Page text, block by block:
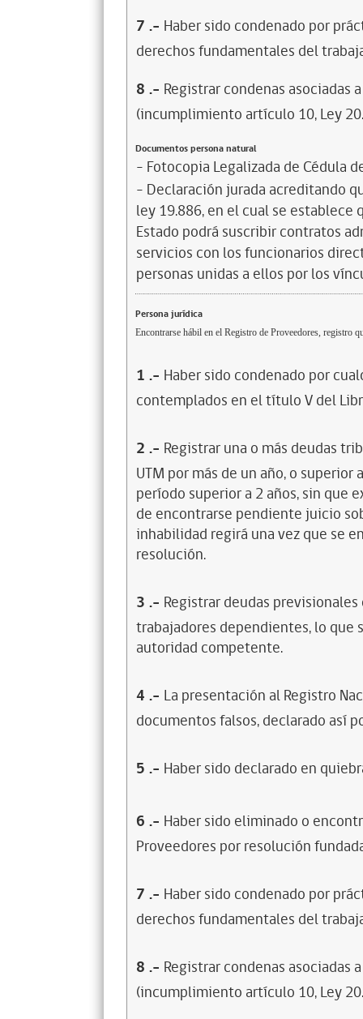
7 .- Haber sido condenado por
derechos fundamentales del
8 .- Registrar condenas asociadas
(incumplimiento artículo 10, Ley
Documentos persona natural
- Fotocopia Legalizada de Cédula
- Declaración jurada acreditando
ley 19.886, en el cual se
Estado podrá suscribir contratos
servicios con los funcionarios
personas unidas a ellos por los
Persona jurídica
Encontrarse hábil en el Registro de Proveedores, registro
1 .- Haber sido condenado por
contemplados en el título V del
2 .- Registrar una o más deudas
UTM por más de un año, o
período superior a 2 años, sin que
de encontrarse pendiente juicio
inhabilidad regirá una vez que se
resolución.
3 .- Registrar deudas
trabajadores dependientes, lo
autoridad competente.
4 .- La presentación al Registro
documentos falsos, declarado así
5 .- Haber sido declarado en
6 .- Haber sido eliminado o
Proveedores por resolución
7 .- Haber sido condenado por
derechos fundamentales del
8 .- Registrar condenas asociadas
(incumplimiento artículo 10, Ley